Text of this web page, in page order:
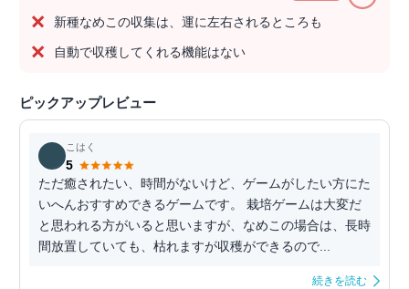
新種なめこの収集は、運に左右されるところも
自動で収穫してくれる機能はない
ピックアップレビュー
こはく
5
ただ癒されたい、時間がないけど、ゲームがしたい方にた
いへんおすすめできるゲームです。 栽培ゲームは大変だ
と思われる方がいると思いますが、なめこの場合は、長時
間放置していても、枯れますが収穫ができるので...
続きを読む